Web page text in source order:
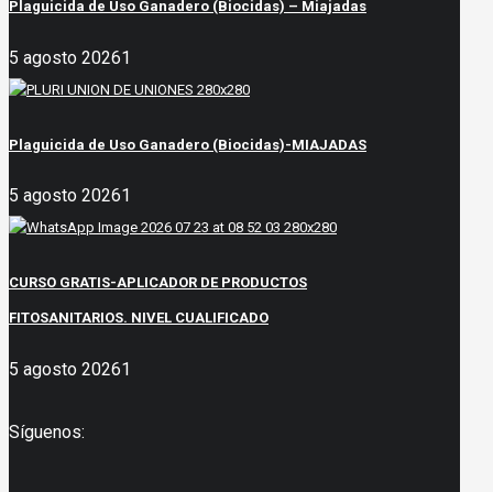
Plaguicida de Uso Ganadero (Biocidas) – Miajadas
5 agosto 20261
Plaguicida de Uso Ganadero (Biocidas)-MIAJADAS
5 agosto 20261
CURSO GRATIS-APLICADOR DE PRODUCTOS
FITOSANITARIOS. NIVEL CUALIFICADO
5 agosto 20261
Síguenos: